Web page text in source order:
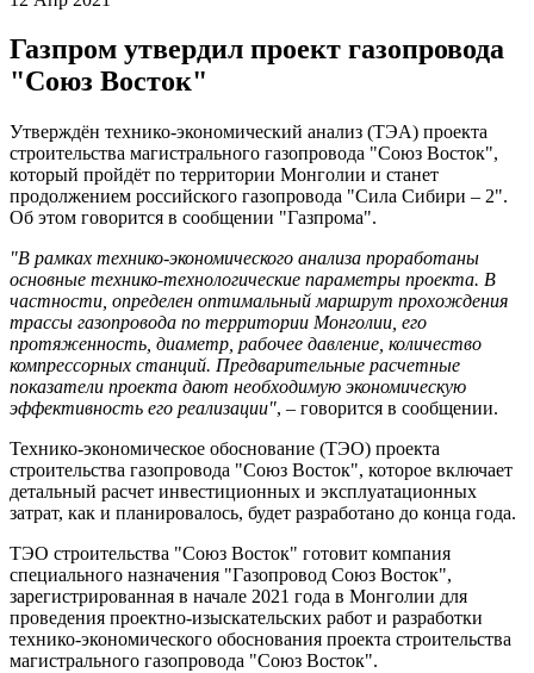
Газпром утвердил проект газопровода
"Союз Восток"
Утверждён технико-экономический анализ (ТЭА) проекта
строительства магистрального газопровода "Союз Восток",
который пройдёт по территории Монголии и станет
продолжением российского газопровода "Сила Сибири – 2".
Об этом говорится в сообщении "Газпрома".
"В рамках технико-экономического анализа проработаны
основные технико-технологические параметры проекта. В
частности, определен оптимальный маршрут прохождения
трассы газопровода по территории Монголии, его
протяженность, диаметр, рабочее давление, количество
компрессорных станций. Предварительные расчетные
показатели проекта дают необходимую экономическую
эффективность его реализации", – говорится в сообщении.
Технико-экономическое обоснование (ТЭО) проекта
строительства газопровода "Союз Восток", которое включает
детальный расчет инвестиционных и эксплуатационных
затрат, как и планировалось, будет разработано до конца года.
ТЭО строительства "Союз Восток" готовит компания
специального назначения "Газопровод Союз Восток",
зарегистрированная в начале 2021 года в Монголии для
проведения проектно-изыскательских работ и разработки
технико-экономического обоснования проекта строительства
магистрального газопровода "Союз Восток".